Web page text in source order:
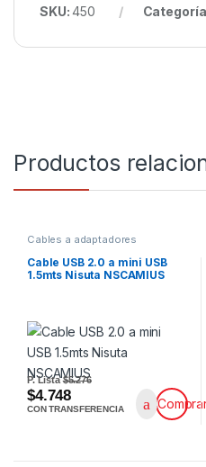
SKU:450
Productos
Cables a adaptadores
Cable USB 2.0 a mini USB
1.5mts Nisuta NSCAMIUS
P. Lista$5.276
$4.748
CON TRANSFERENCIA